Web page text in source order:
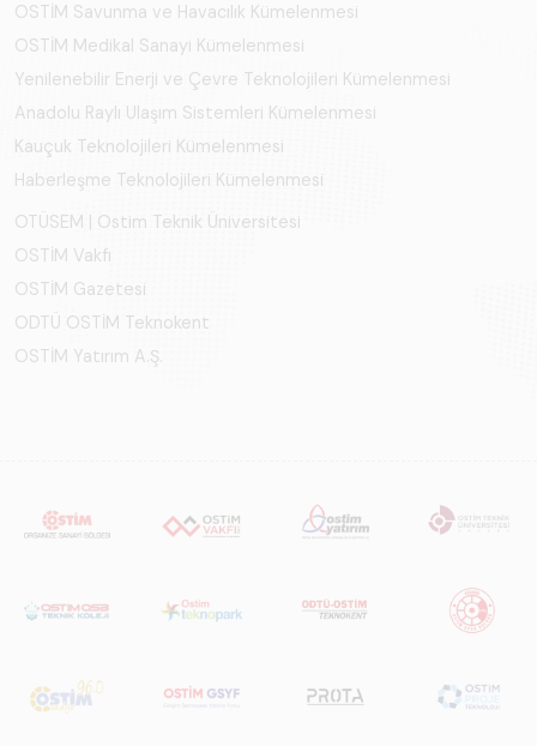
OSTİM Savunma ve Havacılık Kümelenmesi
OSTİM Medikal Sanayi Kümelenmesi
Yenilenebilir Enerji ve Çevre Teknolojileri Kümelenmesi
Anadolu Raylı Ulaşım Sistemleri Kümelenmesi
Kauçuk Teknolojileri Kümelenmesi
Haberleşme Teknolojileri Kümelenmesi
OTÜSEM | Ostim Teknik Üniversitesi
OSTİM Vakfı
OSTİM Gazetesi
ODTÜ OSTİM Teknokent
OSTİM Yatırım A.Ş.